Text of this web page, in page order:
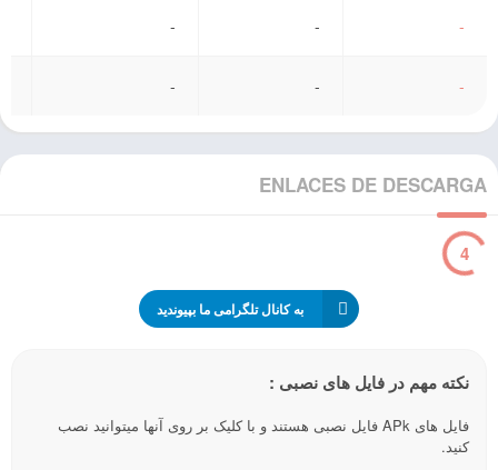
-
-
-
-
-
-
ENLACES DE DESCARGA
3
به کانال تلگرامی ما بپیوندید
نکته مهم در فایل های نصبی :
فایل های APk فایل نصبی هستند و با کلیک بر روی آنها میتوانید نصب
کنید.